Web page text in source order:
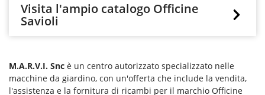
Visita l'ampio catalogo Officine
Savioli
M.A.R.V.I. Snc è un centro autorizzato specializzato nelle
macchine da giardino, con un'offerta che include la vendita,
l'assistenza e la fornitura di ricambi per il marchio Officine